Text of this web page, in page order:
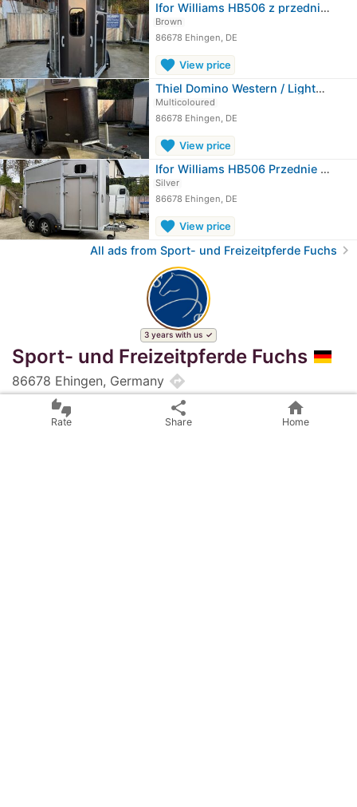
Ifor Williams HB506 z przednim wyjściem
Brown
86678 Ehingen, DE
favorite View price
Thiel Domino Western / Lightweight
Multicoloured
86678 Ehingen, DE
favorite View price
Ifor Williams HB506 Przednie wyjście
Silver
86678 Ehingen, DE
favorite View price
All ads from Sport- und Freizeitpferde Fuchs chevron_right
3 years with us
Sport- und Freizeitpferde Fuchs
86678 Ehingen, Germany directions
Satisfaction: Excellent
BillyRider-Seller (commercial) since 2023
thumbs_up_down
Rate
share
Share
home
Home